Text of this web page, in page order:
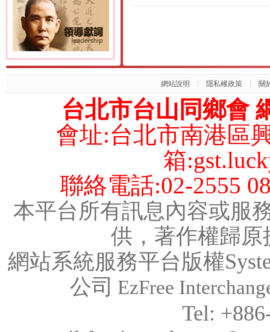
網站說明 隱私權政策 關
台北市台山同鄉會
會址:台北市南港區
箱
聯絡電話:02-2555
本平台所有訊息內容或服
供，著作權歸
網站系統服務平台版權
公司 EzFree
Tel: